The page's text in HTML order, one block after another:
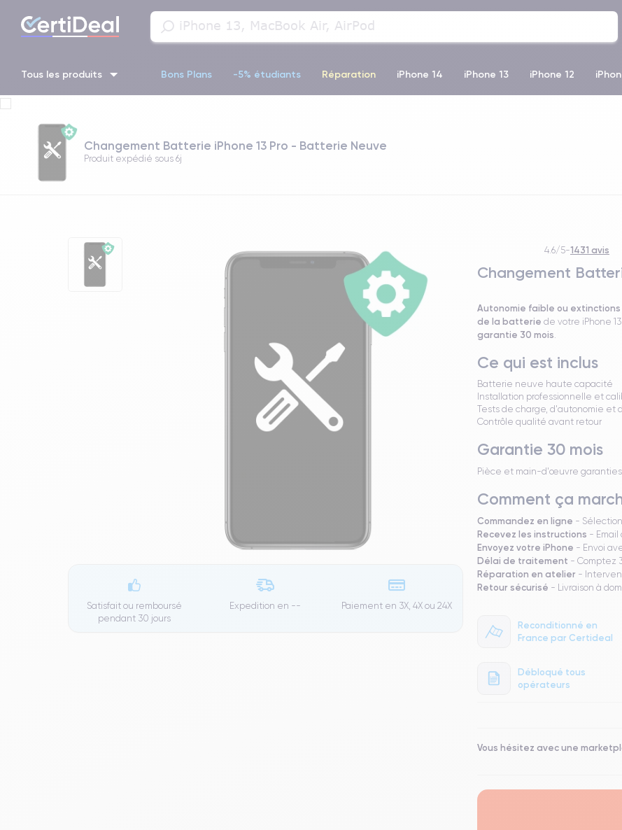
Tous les produits Bons Plans -5% étudiants Réparation iPhone 14 iPhone 13 iPhone 12
iPhone 11 Pro iPhone 14 pro
Changement Batterie iPhone 13 Pro - Batterie Neuve
Produit expédié sous 6j
Satisfait ou remboursé
pendant 30 jours
Expedition en -- Paiement en 3X, 4X ou 24X
4.6/5-1431 avis
Changement
Autonomie faible ou
de la batterie de votre iPhone
garantie 30 mois
Ce qui est inclus
Batterie neuve haute capacité
Installation professionnelle et
Tests de charge, d'autonomie et
Contrôle qualité avant retour
Garantie 30 mois
Pièce et main-d'œuvre garanties
Comment ça
Commandez en ligne -
Recevez les instructions -
Envoyez votre iPhone - Envoi
Délai de traitement - Comptez
Réparation en atelier -
Retour sécurisé - Livraison à
Reconditionné en
France par Certideal
Débloqué tous
opérateurs
Vous hésitez avec une